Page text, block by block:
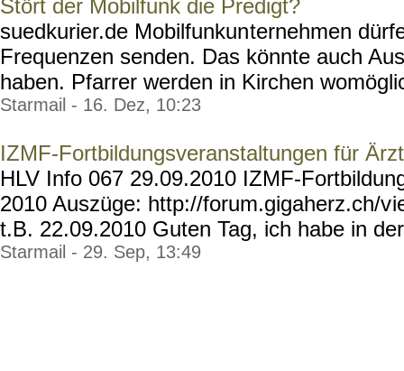
Stört der Mobilfunk die Predigt?
suedkurier.de Mobilfunkunternehmen
Frequenzen senden. Das könnte auch
haben. Pfarrer werden in Kirchen
Starmail - 16. Dez, 10:23
IZMF-Fortbildungsveranstaltungen für
HLV Info 067 29.09.2010 IZMF-
2010 Auszüge: http://forum.gigaherz.ch/v
t.B. 22.09.2010 Guten Tag, ich habe in
Starmail - 29. Sep, 13:49